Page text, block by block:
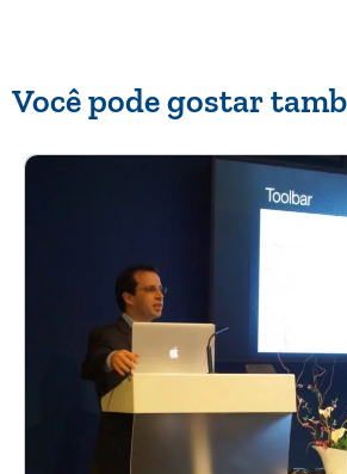
Você pode gostar